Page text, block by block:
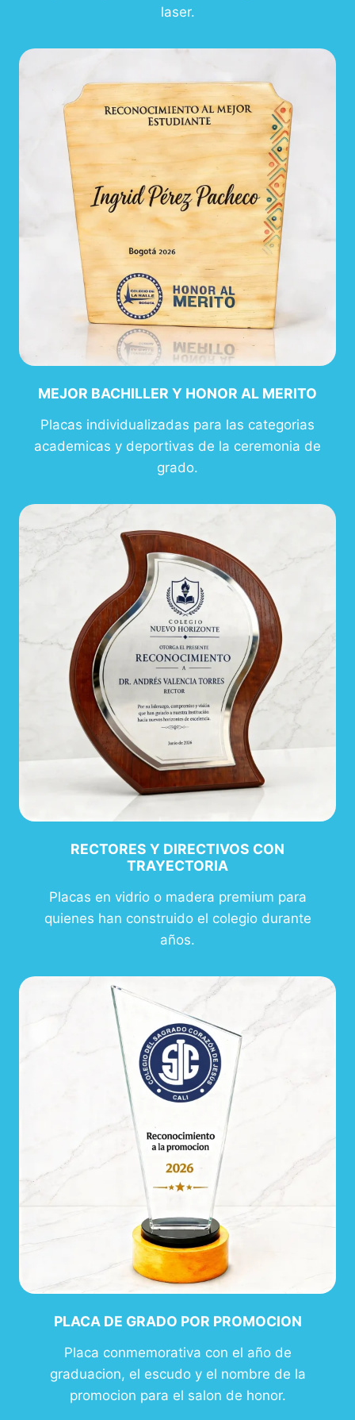
laser.
MEJOR BACHILLER Y HONOR AL MERITO
Placas individualizadas para las categorias
academicas y deportivas de la ceremonia de
grado.
RECTORES Y DIRECTIVOS CON
TRAYECTORIA
Placas en vidrio o madera premium para
quienes han construido el colegio durante
años.
PLACA DE GRADO POR PROMOCION
Placa conmemorativa con el año de
graduacion, el escudo y el nombre de la
promocion para el salon de honor.